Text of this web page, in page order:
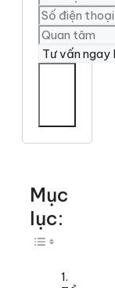
Mục
lục: